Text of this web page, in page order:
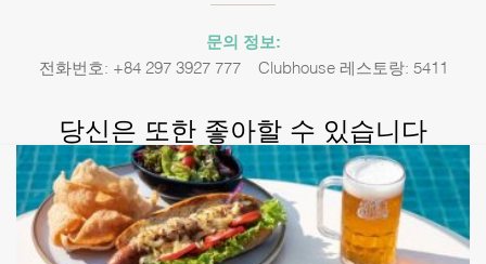
문의 정보:
전화번호: +84 297 3927 777 – Clubhouse 레스토랑: 5411
당신은 또한 좋아할 수 있습니다